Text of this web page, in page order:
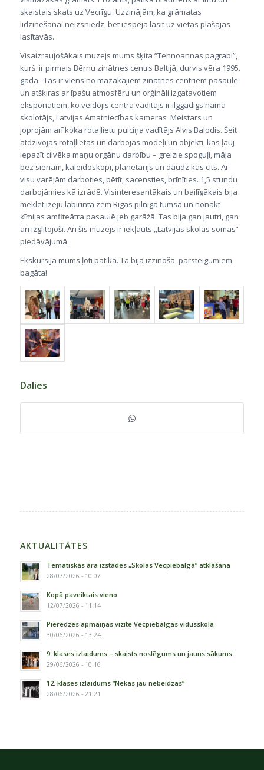
skaistais skats uz Vecrīgu. Uzzinājām, ka grāmatas
līdzinešanai neizsniedz, bet iespēja lasīt uz vietas plašajās
lasītavās.
Visaizraujošākais muzejs mums šķita “Tehnoannas pagrabi”,
kurš ir pirmais Bērnu zinātnes centrs Baltijā, durvis vēra 1995.
gadā. Tas ir viens no mazākajiem zinātnes centriem pasaulē
un atšķiras ar īpašu atmosfēru un orģināli izgatavotiem
eksponātiem, ko veidojis centra vadītājs ir ilggadīgs nama
skolotājs, Latvijas Amatniecības kameras Meistars un
joprojām arī koka rotaļlietu pulciņa vadītājs Alvis Balodis. Šeit
atdzīvojas rotaļlietas un darbojas modeļi un objekti, kas ļauj
iepazīt cilvēka maņu orgānu darbību – greizie spoguļi, māja
bez sienām, kaleidoskopi, planetārijs un daudz kas cits. Ar
visu varējām darboties, pētīt, sacensties, brīnīties. 1,5 stundu
darbojāmies kā izrādē. Visinteresantākais un bailīgākais bija
meklēt izeju labirintā zem Rīgas pilnīgā tumsā un nonākt
ķīmijas amfiteātra pasaulē jeb garāžā. Tas bija gan jautri, gan
arī izglītojoši. Arī šis muzejs ir iekļauts ,,Latvijas skolas somas”
piedāvājumā.
Ekskursija mums ļoti patika. Tā bija izzinoša, pārsteigumiem
bagāta!
Dalies
AKTUALITĀTES
Tematiskās āra izstādes „Skolas Vecpiebalgā” atklāšana
28/07/2026 - 10:07
Kopā paveiktais vieno
12/07/2026 - 11:14
Pieredzes apmaiņas vizīte Vecpiebalgas vidusskolā
30/06/2026 - 13:24
9. klases izlaidums – skaists noslēgums un jauns sākums
29/06/2026 - 10:16
12. klases izlaidums “Nekas jau nebeidzas”
28/06/2026 - 21:21